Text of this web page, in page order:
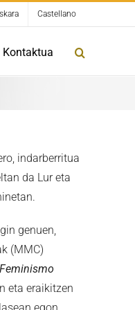
Castellano
Kontaktua
indarberritua
da Lur eta
genuen,
(MMC)
Feminismo
eta eraikitzen